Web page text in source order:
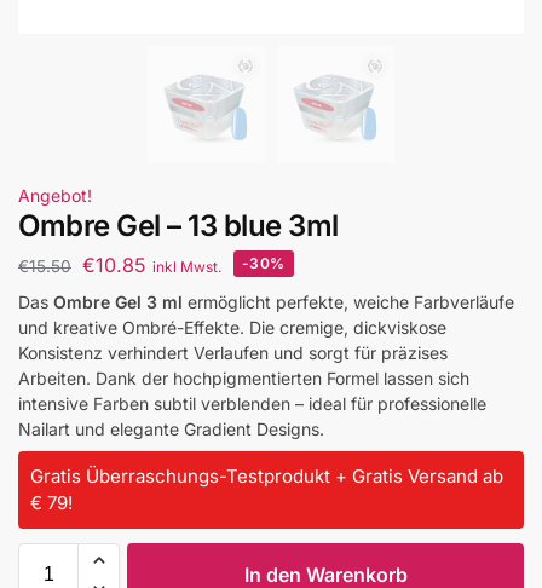
Angebot!
Ombre Gel – 13 blue 3ml
€15.50 €10.85 inkl Mwst. -30%
Das Ombre Gel 3 ml ermöglicht perfekte, weiche Farbverläufe
und kreative Ombré-Effekte. Die cremige, dickviskose
Konsistenz verhindert Verlaufen und sorgt für präzises
Arbeiten. Dank der hochpigmentierten Formel lassen sich
intensive Farben subtil verblenden – ideal für professionelle
Nailart und elegante Gradient Designs.
Gratis Überraschungs-Testprodukt + Gratis Versand ab
€ 79!
In den Warenkorb